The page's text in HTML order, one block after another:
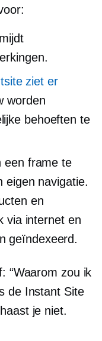
ziet er
worden
behoeften te
een frame te
eigen navigatie.
en
via internet en
geïndexeerd.
“Waarom zou ik
de Instant Site
je niet.